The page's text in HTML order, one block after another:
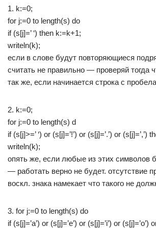
1. k:=0;
for j:=0 to length(s) do
if (s[j]=’ ‘) then k:=k+1;
writeln(k);
если в слове будут повторяющиеся
считать не правильно — проверяй тогда
так же, если начинается строка с
2. k:=0;
for j:=0 to length(s) d
if (s[j]>=’ ‘) or (s[j]=’!’) or (s[j]=’.’) or (s[j]=’,’)
writeln(k);
опять же, если любые из этих символов
— работать верно не будет. отсутствие
воскл. знака намекает что такого не
3. for j:=0 to length(s) do
if (s[j]=’a’) or (s[j]=’e’) or (s[j]=’i’) or (s[j]=’o’)